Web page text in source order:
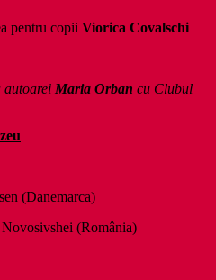
pentru copii Viorica Covalschi
autoarei Maria Orban cu Clubul
(Danemarca)
(România)